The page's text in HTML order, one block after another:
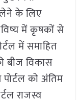
लेने के लिए
में कृषकों से
में समाहित
बीज विकास
को अंतिम
राजस्व